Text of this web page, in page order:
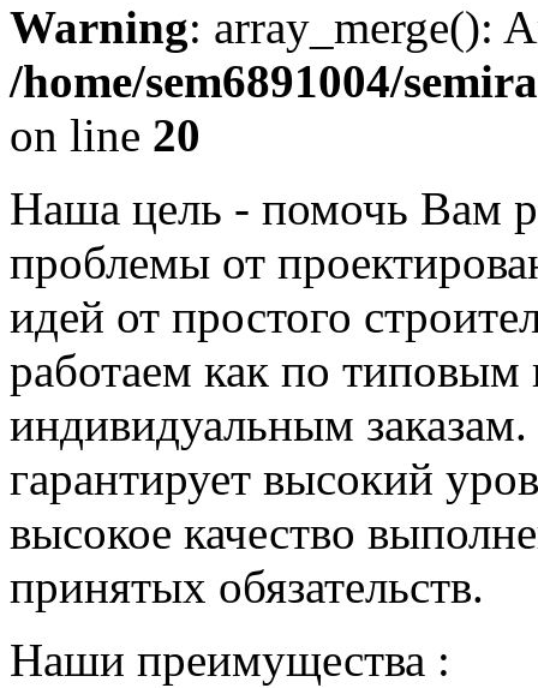
Warning: array_merge():
/home/sem6891004/
on line 20
Наша цель - помочь Вам
проблемы от
идей от простого
работаем как по типовым
индивидуальным
гарантирует высокий
высокое качество
принятых обязательств.
Наши преимущества :